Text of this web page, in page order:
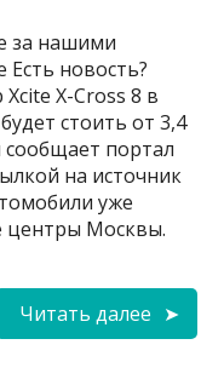
за нашими
новость?
X-Cross 8 в
стоить от 3,4
сообщает портал
на источник
уже
центры Москвы.
Читать далее